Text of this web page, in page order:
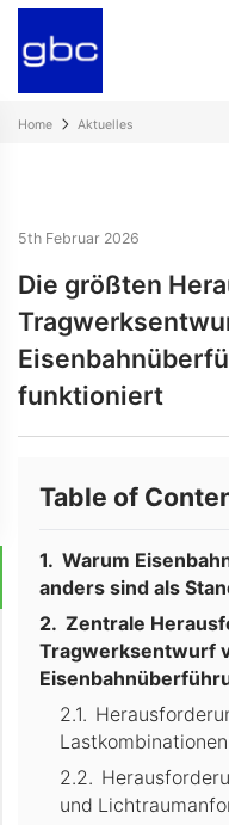
Home Aktuelles
5th Februar 2026
Die größten
funktioniert
Table of
Warum
anders sind als
Zentrale
Tragwerksentwurf
und